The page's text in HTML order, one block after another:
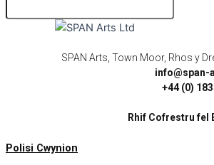
SPAN Arts, Town Moor, Rhos y
+44 (0)
Rhif Cofrestru fel
Polisi Cwynion